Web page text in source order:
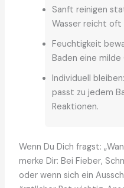
Sanft reinigen
Wasser reicht oft
Feuchtigkeit
Baden eine
Individuell
passt zu jedem
Reaktionen.
Wenn Du Dich fragst:
merke Dir: Bei Fieber,
oder wenn sich ein